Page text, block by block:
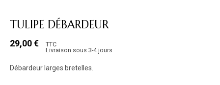
TULIPE DÉBARDEUR
29,00 €
TTC
Livraison sous 3-4 jours
Débardeur larges bretelles.